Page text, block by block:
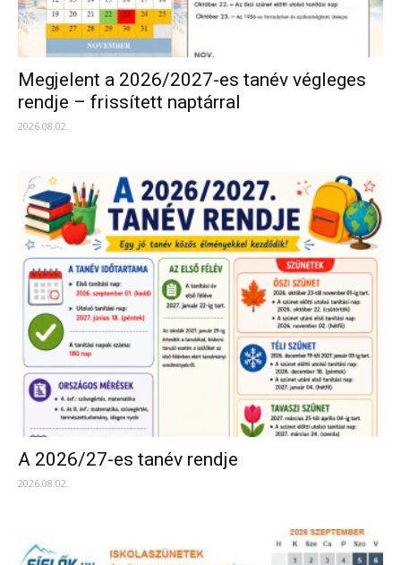
Megjelent a 2026/2027-es tanév végleges
rendje – frissített naptárral
2026.08.02.
A 2026/27-es tanév rendje
2026.08.02.